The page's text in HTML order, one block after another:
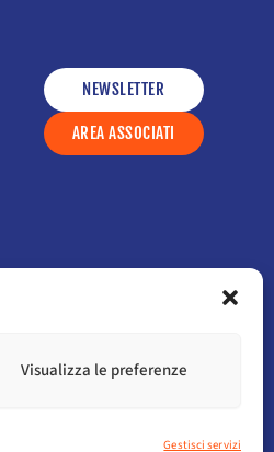
Gestisci servizi
Visualizza le preferenze
NEWSLETTER
AREA ASSOCIATI